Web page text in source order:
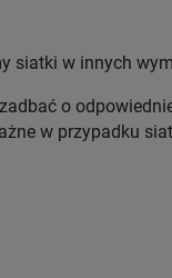
siatki w innych
o
w przypadku